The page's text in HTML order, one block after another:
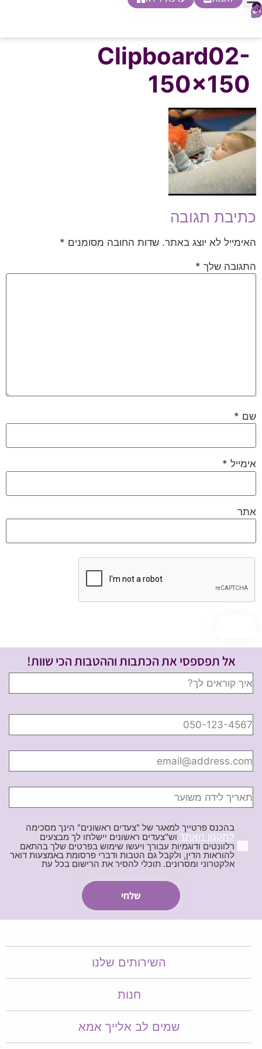
0
Clipboard02-
150×150
כתיבת תגובה
האימייל לא יוצג באתר. שדות החובה מסומנים *
התגובה שלך *
שם *
אימייל *
אתר
אל תפספסי את הכתבות וההטבות הכי שוות!
בהכנס פרטייך למאגר של "צעדים ראשונים" הינך מסכימה
לתקנון האתר וש"צעדים ראשונים יישלחו לך מבצעים
רלוונטים ודוגמיות עבורך ויעשו שימוש בפרטים שלך בהתאם
להוראות הדין, ולקבל גם הטבות ודברי פרסומת באמצעות דואר
אלקטרוני ומסרונים. תוכלי להסיר את הרישום בכל עת
השירותים שלנו
חנות
שמים לב אלייך אמא​​